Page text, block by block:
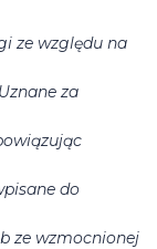
ze względu na
za
do
ze wzmocnionej